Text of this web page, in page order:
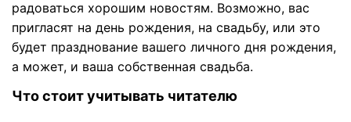
радоваться хорошим новостям. Возможно, вас
пригласят на день рождения, на свадьбу, или это
будет празднование вашего личного дня рождения,
а может, и ваша собственная свадьба.
Что стоит учитывать читателю